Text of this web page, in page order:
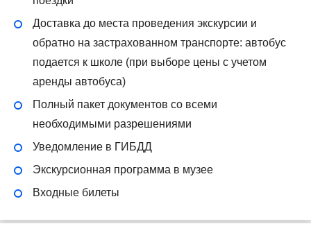
Доставка до места проведения экскурсии и
обратно на застрахованном транспорте: автобус
подается к школе (при выборе цены с учетом
аренды автобуса)
Полный пакет документов со всеми
необходимыми разрешениями
Уведомление в ГИБДД
Экскурсионная программа в музее
Входные билеты